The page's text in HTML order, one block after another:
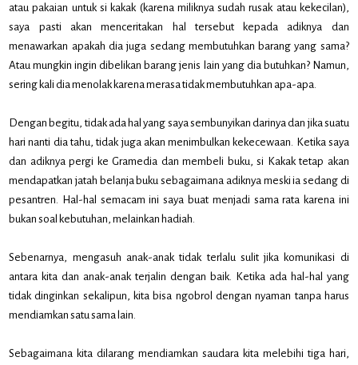
atau pakaian untuk si kakak (karena miliknya sudah rusak atau kekecilan),
saya pasti akan menceritakan hal tersebut kepada adiknya dan
menawarkan apakah dia juga sedang membutuhkan barang yang sama?
Atau mungkin ingin dibelikan barang jenis lain yang dia butuhkan? Namun,
sering kali dia menolak karena merasa tidak membutuhkan apa-apa.
Dengan begitu, tidak ada hal yang saya sembunyikan darinya dan jika suatu
hari nanti dia tahu, tidak juga akan menimbulkan kekecewaan. Ketika saya
dan adiknya pergi ke Gramedia dan membeli buku, si Kakak tetap akan
mendapatkan jatah belanja buku sebagaimana adiknya meski ia sedang di
pesantren. Hal-hal semacam ini saya buat menjadi sama rata karena ini
bukan soal kebutuhan, melainkan hadiah.
Sebenarnya, mengasuh anak-anak tidak terlalu sulit jika komunikasi di
antara kita dan anak-anak terjalin dengan baik. Ketika ada hal-hal yang
tidak dinginkan sekalipun, kita bisa ngobrol dengan nyaman tanpa harus
mendiamkan satu sama lain.
Sebagaimana kita dilarang mendiamkan saudara kita melebihi tiga hari,